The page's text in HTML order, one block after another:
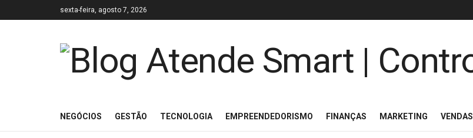
sexta-feira, agosto 7, 2026
NEGÓCIOS GESTÃO TECNOLOGIA EMPREENDEDORISMO FINANÇAS MARKETING VENDAS